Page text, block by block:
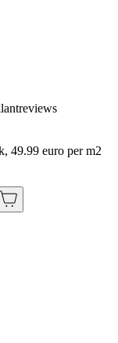
49.99 euro per m2